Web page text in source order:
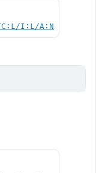
C:L/I:L/A:N